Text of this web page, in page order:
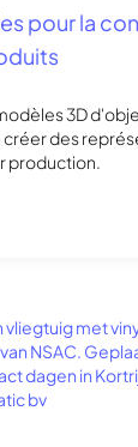
pour la
3D
des
production.